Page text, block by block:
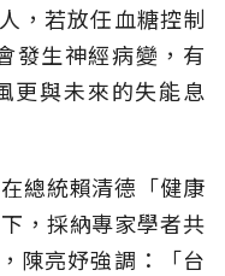
，若放任血糖控制
發生神經病變，有
更與未來的失能息
總統賴清德「健康
，採納專家學者共
陳亮妤強調：「台